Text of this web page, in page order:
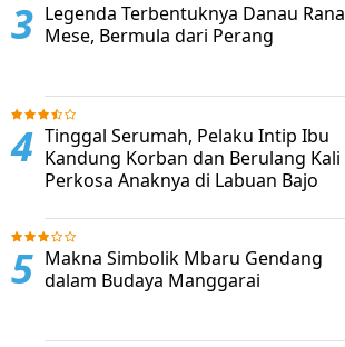
Legenda Terbentuknya Danau Rana
Mese, Bermula dari Perang
Tinggal Serumah, Pelaku Intip Ibu
Kandung Korban dan Berulang Kali
Perkosa Anaknya di Labuan Bajo
Makna Simbolik Mbaru Gendang
dalam Budaya Manggarai